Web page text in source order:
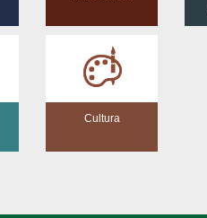
Cultura